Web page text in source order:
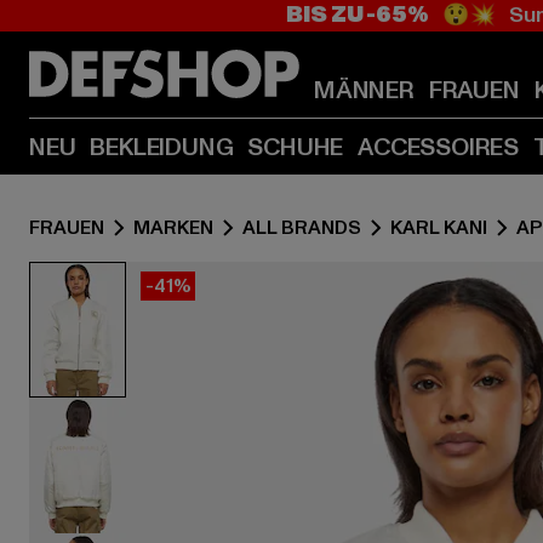
BIS ZU -65% 😲💥
MÄNNER FRAUEN
NEU BEKLEIDUNG SCHUHE ACCESSOIRES
FRAUEN MARKEN ALL BRANDS KARL KANI
-41%